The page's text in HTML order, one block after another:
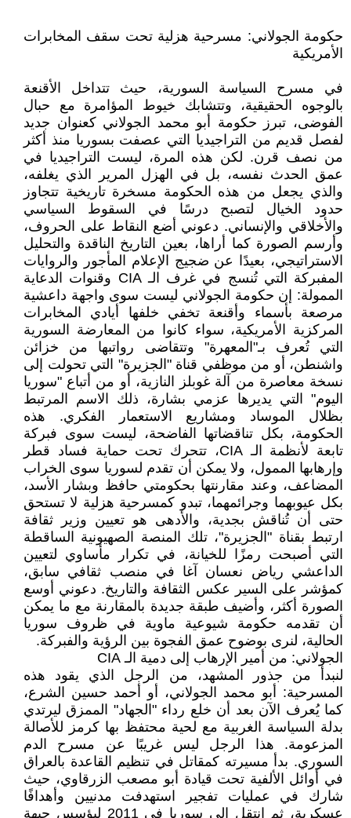
حكومة الجولاني: مسرحية هزلية تحت سقف المخابرات
الأمريكية
في مسرح السياسة السورية، حيث تتداخل الأقنعة
بالوجوه الحقيقية، وتتشابك خيوط المؤامرة مع حبال
الفوضى، تبرز حكومة أبو محمد الجولاني كعنوان جديد
لفصل قديم من التراجيديا التي عصفت بسوريا منذ أكثر
من نصف قرن. لكن هذه المرة، ليست التراجيديا في
عمق الحدث نفسه، بل في الهزل المرير الذي يغلفه،
والذي يجعل من هذه الحكومة مسخرة تاريخية تتجاوز
حدود الخيال لتصبح درسًا في السقوط السياسي
والأخلاقي والإنساني. دعوني أضع النقاط على الحروف،
وأرسم الصورة كما أراها، بعين التاريخ الناقدة والتحليل
الاستراتيجي، بعيدًا عن ضجيج الإعلام المأجور والروايات
المفبركة التي تُنسج في غرف الـ CIA وقنوات الدعاية
الممولة: إن حكومة الجولاني ليست سوى واجهة داعشية
مرصعة بأسماء وأقنعة تخفي خلفها أيادي المخابرات
المركزية الأمريكية، سواء كانوا من المعارضة السورية
التي تُعرف بـ"المعهرة" وتتقاضى رواتبها من خزائن
واشنطن، أو من موظفي قناة "الجزيرة" التي تحولت إلى
نسخة معاصرة من آلة غوبلز النازية، أو من أتباع "سوريا
اليوم" التي يديرها عزمي بشارة، ذلك الاسم المرتبط
بظلال الموساد ومشاريع الاستعمار الفكري. هذه
الحكومة، بكل تناقضاتها الفاضحة، ليست سوى فبركة
تابعة لأنظمة الـ CIA، تتحرك تحت حماية فساد قطر
وإرهابها الممول، ولا يمكن أن تقدم لسوريا سوى الخراب
المضاعف، وعند مقارنتها بحكومتي حافظ وبشار الأسد،
بكل عيوبهما وجرائمهما، تبدو كمسرحية هزلية لا تستحق
حتى أن تُناقش بجدية، والأدهى هو تعيين وزير ثقافة
ارتبط بقناة "الجزيرة"، تلك المنصة الصهيونية الساقطة
التي أصبحت رمزًا للخيانة، في تكرار مأساوي لتعيين
الداعشي رياض نعسان آغا في منصب ثقافي سابق،
كمؤشر على السير عكس الثقافة والتاريخ. دعوني أوسع
الصورة أكثر، وأضيف طبقة جديدة بالمقارنة مع ما يمكن
أن تقدمه حكومة شيوعية ماوية في ظروف سوريا
الحالية، لنرى بوضوح عمق الفجوة بين الرؤية والفبركة.
الجولاني: من أمير الإرهاب إلى دمية الـ CIA
لنبدأ من جذور المشهد، من الرجل الذي يقود هذه
المسرحية: أبو محمد الجولاني، أو أحمد حسين الشرع،
كما يُعرف الآن بعد أن خلع رداء "الجهاد" الممزق ليرتدي
بدلة السياسة الغربية مع لحية محتفظ بها كرمز للأصالة
المزعومة. هذا الرجل ليس غريبًا عن مسرح الدم
السوري. بدأ مسيرته كمقاتل في تنظيم القاعدة بالعراق
في أوائل الألفية تحت قيادة أبو مصعب الزرقاوي، حيث
شارك في عمليات تفجير استهدفت مدنيين وأهدافًا
عسكرية، ثم انتقل إلى سوريا في 2011 ليؤسس جبهة